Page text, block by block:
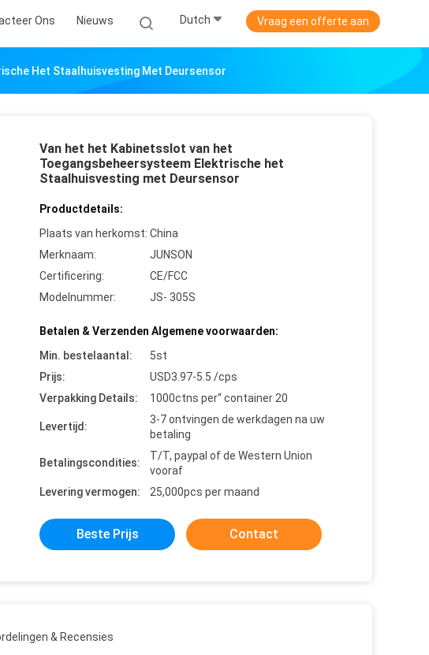
Ons Nieuws Dutch Vraag een offerte aan
Het Staalhuisvesting Met Deursensor
Van het het Kabinetsslot van het
Toegangsbeheersysteem Elektrische het
Staalhuisvesting met Deursensor
Productdetails:
Plaats van herkomst: China
Merknaam:
JUNSON
Certificering:
CE/FCC
Modelnummer:
JS- 305S
Betalen & Verzenden Algemene voorwaarden:
Min. bestelaantal:
5st
Prijs:
USD3.97-5.5 /cps
Verpakking Details:
1000ctns per“ container 20
Levertijd:
3-7 ontvingen de werkdagen na uw
betaling
Betalingscondities:
T/T, paypal of de Western Union
vooraf
Levering vermogen:
25,000pcs per maand
Beste Prijs Contact
& Recensies